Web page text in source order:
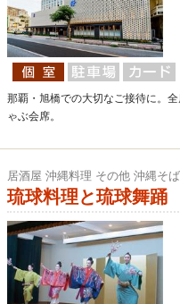
那覇・旭橋での大切なご接待に。
ゃぶ会席。
居酒屋 沖縄料理 その他 沖縄そば
琉球料理と琉球舞